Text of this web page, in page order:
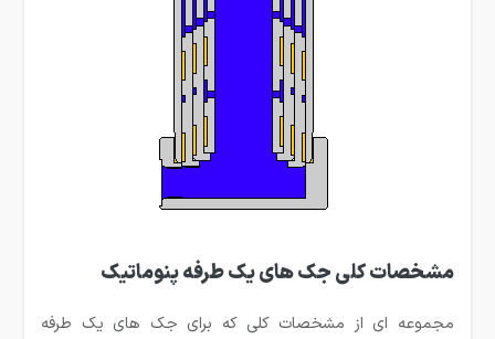
مشخصات کلی جک های یک طرفه پنوماتیک
مجموعه ای از مشخصات کلی که برای جک های یک طرفه